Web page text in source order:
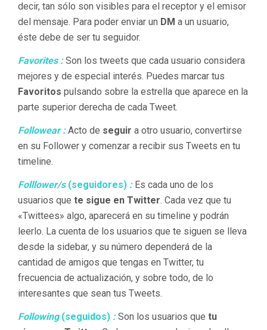
decir, tan sólo son visibles para el receptor y el emisor
del mensaje. Para poder enviar un DM a un usuario,
éste debe de ser tu seguidor.
Favorites : Son los tweets que cada usuario considera
mejores y de especial interés. Puedes marcar tus
Favoritos pulsando sobre la estrella que aparece en la
parte superior derecha de cada Tweet.
Followear : Acto de seguir a otro usuario, convertirse
en su Follower y comenzar a recibir sus Tweets en tu
timeline.
Folllower/s(seguidores) :Es cada uno de los
usuarios que te sigue en Twitter. Cada vez que tu
«Twittees» algo, aparecerá en su timeline y podrán
leerlo. La cuenta de los usuarios que te siguen se lleva
desde la sidebar, y su número dependerá de la
cantidad de amigos que tengas en Twitter, tu
frecuencia de actualización, y sobre todo, de lo
interesantes que sean tus Tweets.
Following(seguidos) :Son los usuarios que tu